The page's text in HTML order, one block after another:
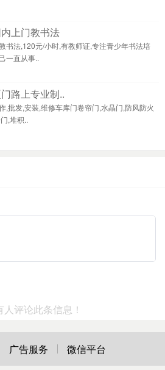
上门教书法
书法,120元/小时,有教师证,专注青少年书法培
一直从事..
路上专业制..
,批发,安装,维修车库门卷帘门,水晶门,防风防火
,堆积..
人评论此条信息！
广告服务 微信平台